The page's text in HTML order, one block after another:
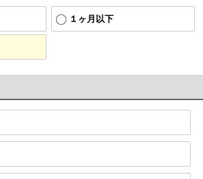
１ヶ月以下